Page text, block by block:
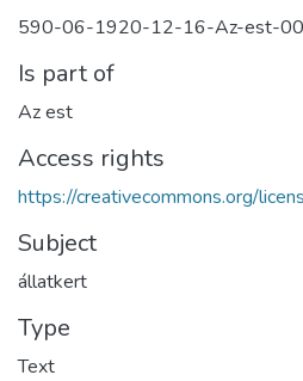
590-06-1920-12-16-Az-est-
Is part of
Az est
Access rights
https://creativecommons.org/
Subject
állatkert
Type
Text